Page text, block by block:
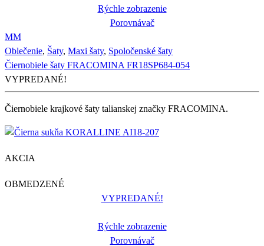
Rýchle zobrazenie
Porovnávač
MM
Oblečenie, Šaty, Maxi šaty, Spoločenské šaty
Čiernobiele šaty FRACOMINA FR18SP684-054
VYPREDANÉ!
Čiernobiele krajkové šaty talianskej značky FRACOMINA.
AKCIA
OBMEDZENÉ
VYPREDANÉ!
Rýchle zobrazenie
Porovnávač